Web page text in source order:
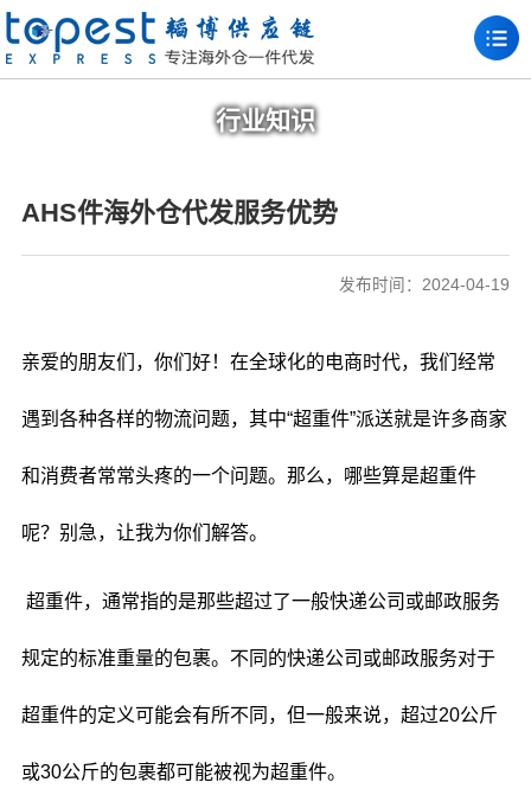
行业知识
AHS件海外仓代发服务优势
发布时间：2024-04-19
亲爱的朋友们，你们好！在全球化的电商时代，我们经常
遇到各种各样的物流问题，其中“超重件”派送就是许多商家
和消费者常常头疼的一个问题。那么，哪些算是超重件
呢？别急，让我为你们解答。
超重件，通常指的是那些超过了一般快递公司或邮政服务
规定的标准重量的包裹。不同的快递公司或邮政服务对于
超重件的定义可能会有所不同，但一般来说，超过20公斤
或30公斤的包裹都可能被视为超重件。